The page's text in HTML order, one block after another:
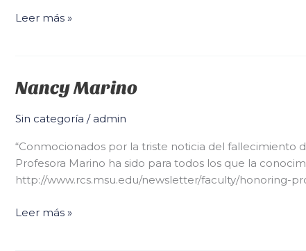
Leer más »
Nancy Marino
Sin categoría / admin
“Conmocionados por la triste noticia del fallecimiento
Profesora Marino ha sido para todos los que la
http://www.rcs.msu.edu/newsletter/faculty/honoring-
Nancy
Leer más »